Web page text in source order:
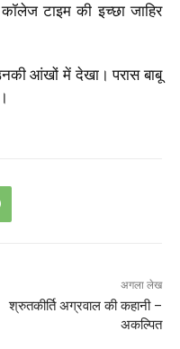
टाइम की इच्छा जाहिर
आंखों में देखा। परास बाबू
अगला लेख
श्रुतकीर्ति अग्रवाल की कहानी –
अकल्पित